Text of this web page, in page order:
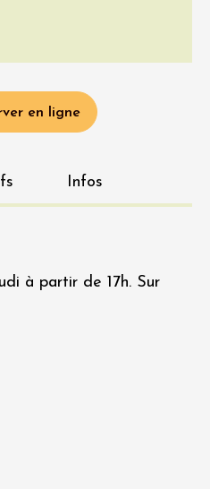
en ligne
Infos
à partir de 17h. Sur